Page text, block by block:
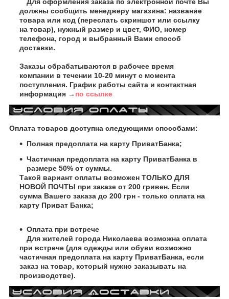
Для оформления заказа по электронной почте Вы
должны сообщить менеджеру магазина: название
товара или код (переслать скриншот или ссылку
на товар), нужный размер и цвет, ФИО, номер
телефона, город и выбранный Вами способ
доставки.
Заказы обрабатываются в рабочее время
компании в течении 10-20 минут с момента
поступления. График работы сайта и контактная
информация → по ссылке
Оплата товаров доступна следующими способами:
Полная предоплата на карту ПриватБанка;
Частичная предоплата на карту ПриватБанка в
размере 50% от суммы.
Такой вариант оплаты возможен ТОЛЬКО ДЛЯ
НОВОЙ ПОЧТЫ при заказе от 200 гривен. Если
сумма Вашего заказа до 200 грн - только оплата на
карту Приват Банка;
Оплата при встрече
Для жителей города Николаева возможна оплата
при встрече (для одежды или обуви возможно
частичная предоплата на карту ПриватБанка, если
заказ на товар, который нужно заказывать на
производстве).